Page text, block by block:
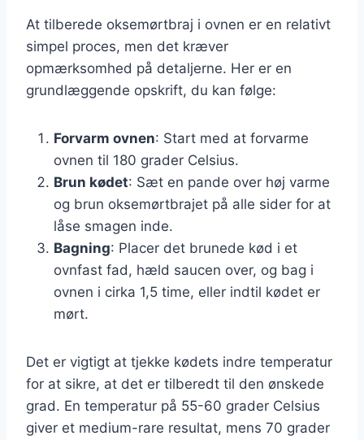
At tilberede oksemørtbraj i ovnen er en relativt
simpel proces, men det kræver
opmærksomhed på detaljerne. Her er en
grundlæggende opskrift, du kan følge:
Forvarm ovnen: Start med at forvarme
ovnen til 180 grader Celsius.
Brun kødet: Sæt en pande over høj varme
og brun oksemørtbrajet på alle sider for at
låse smagen inde.
Bagning: Placer det brunede kød i et
ovnfast fad, hæld saucen over, og bag i
ovnen i cirka 1,5 time, eller indtil kødet er
mørt.
Det er vigtigt at tjekke kødets indre temperatur
for at sikre, at det er tilberedt til den ønskede
grad. En temperatur på 55-60 grader Celsius
giver et medium-rare resultat, mens 70 grader